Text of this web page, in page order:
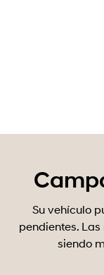
Su vehículo
pendientes.
siendo